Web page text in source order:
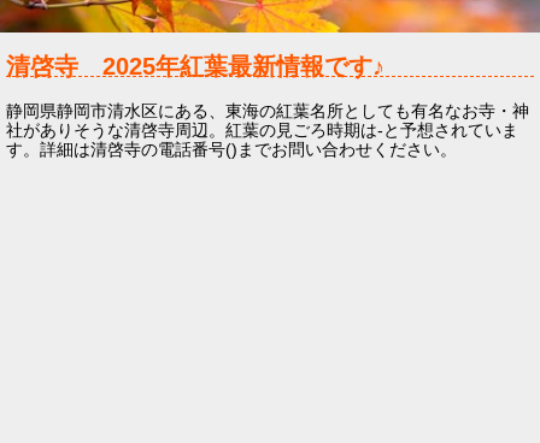
清啓寺 2025年紅葉最新情報です♪
静岡県静岡市清水区にある、東海の紅葉名所としても有名なお寺・神
社がありそうな清啓寺周辺。紅葉の見ごろ時期は-と予想されていま
す。詳細は清啓寺の電話番号()までお問い合わせください。